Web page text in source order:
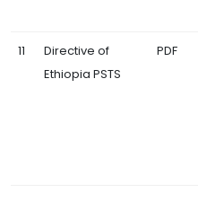
11
Directive of
Ethiopia PSTS
PDF